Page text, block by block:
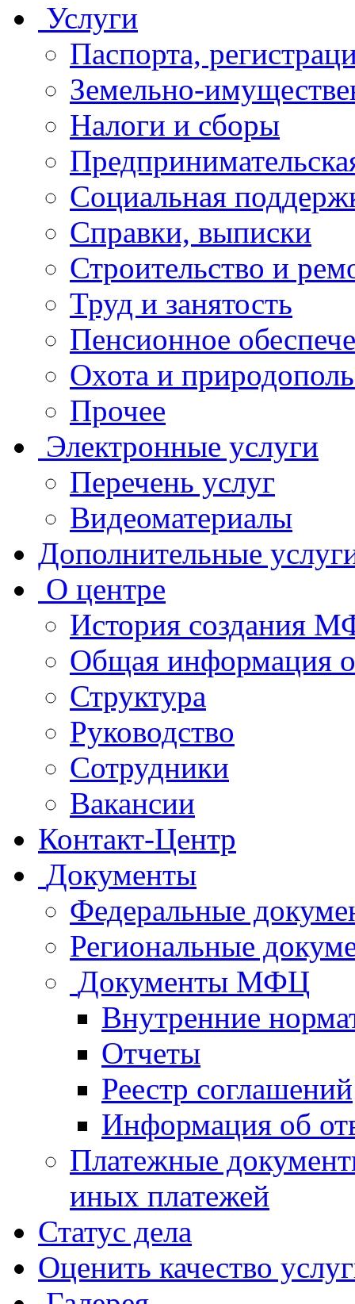
Услуги
Паспорта,
Земельно-
Налоги и сборы
Социальная
Справки, выписки
Строительство и
Труд и занятость
Пенсионное
Охота и
Прочее
Электронные услуги
Перечень услуг
Видеоматериалы
Дополнительные
О центре
История создания
Общая
Структура
Руководство
Сотрудники
Вакансии
Контакт-Центр
Документы
Федеральные
Региональные
Документы МФЦ
Внутренние
Отчеты
Реестр соглашений
Информация об
Платежные
иных платежей
Статус дела
Оценить качество